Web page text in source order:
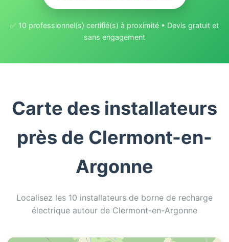
✅ 10 professionnel(s) certifié(s) à proximité • Devis gratuit et
sans engagement
Carte des installateurs
près de Clermont-en-
Argonne
Localisez les 10 installateurs de borne de recharge
électrique autour de Clermont-en-Argonne